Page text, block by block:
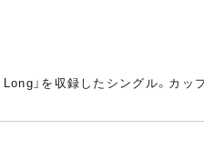
」を収録したシングル。カッ